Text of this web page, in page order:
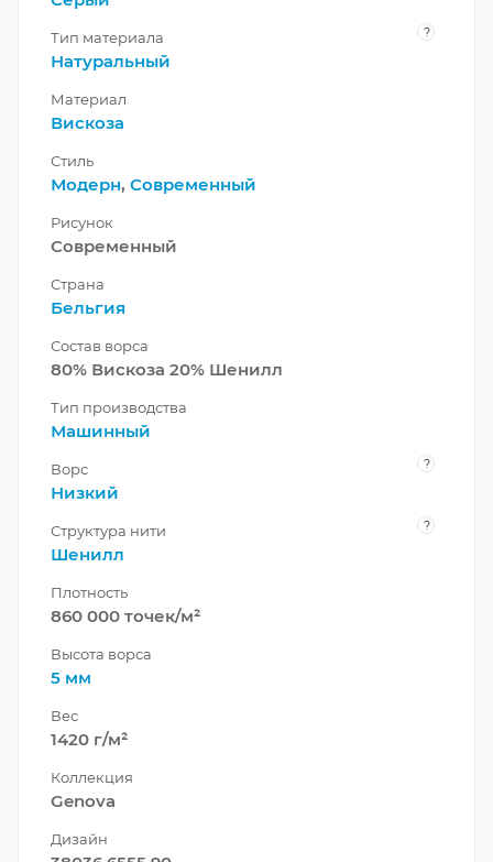
Тип материала ?
Натуральный
Материал
Вискоза
Стиль
Модерн, Современный
Рисунок
Современный
Страна
Бельгия
Состав ворса
80% Вискоза 20% Шенилл
Тип производства
Машинный
Ворс ?
Низкий
Структура нити ?
Шенилл
Плотность
860 000 точек/м²
Высота ворса
5 мм
Вес
1420 г/м²
Коллекция
Genova
Дизайн